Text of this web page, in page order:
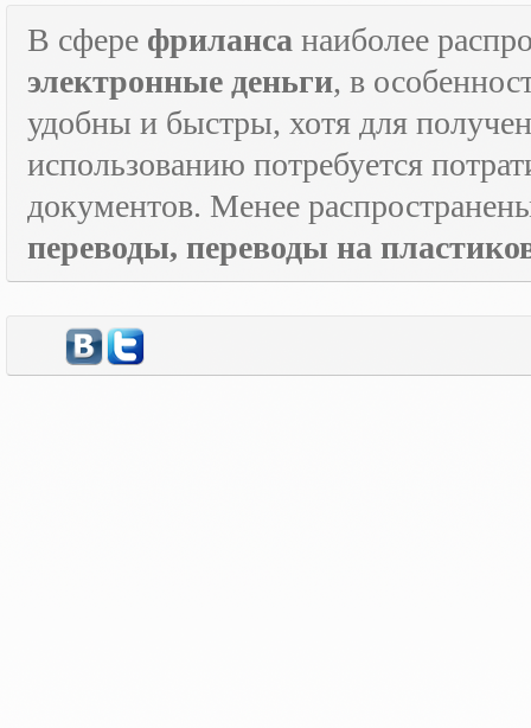
В сфере фриланса наиболее
электронные деньги, в
удобны и быстры, хотя для
использованию потребуется
документов. Менее
переводы, переводы на